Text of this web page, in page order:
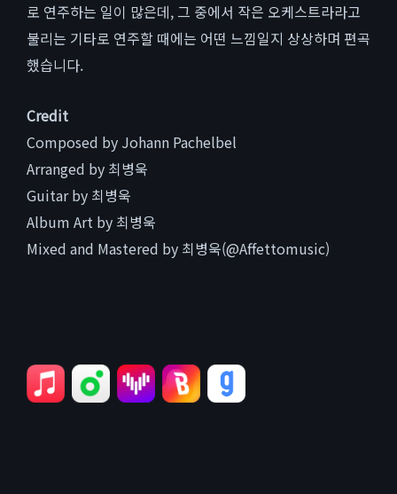
로 연주하는 일이 많은데, 그 중에서 작은 오케스트라라고
불리는 기타로 연주할 때에는 어떤 느낌일지 상상하며 편곡
했습니다.
Credit
Composed by Johann Pachelbel
Arranged by 최병욱
Guitar by 최병욱
Album Art by 최병욱
Mixed and Mastered by 최병욱(@Affettomusic)